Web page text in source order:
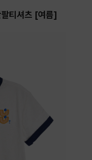
티셔츠 [여름]